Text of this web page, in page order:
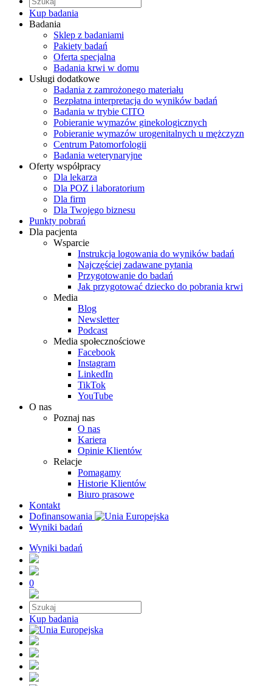
Kup badania
Badania
Sklep z badaniami
Pakiety badań
Oferta specjalna
Badania krwi w domu
Usługi dodatkowe
Badania z zamrożonego materiału
Bezpłatna interpretacja do wyników badań
Badania w trybie CITO
Pobieranie wymazów ginekologicznych
Pobieranie wymazów urogenitalnych u mężczyzn
Centrum Patomorfologii
Badania weterynaryjne
Oferty współpracy
Dla lekarza
Dla POZ i laboratorium
Dla firm
Dla Twojego biznesu
Punkty pobrań
Dla pacjenta
Wsparcie
Instrukcja logowania do wyników badań
Najczęściej zadawane pytania
Przygotowanie do badań
Jak przygotować dziecko do pobrania krwi
Media
Blog
Newsletter
Podcast
Media społecznościowe
Facebook
Instagram
LinkedIn
TikTok
YouTube
O nas
Poznaj nas
O nas
Kariera
Opinie Klientów
Relacje
Pomagamy
Historie Klientów
Biuro prasowe
Kontakt
Dofinansowania
Wyniki badań
Wyniki badań
0
Kup badania